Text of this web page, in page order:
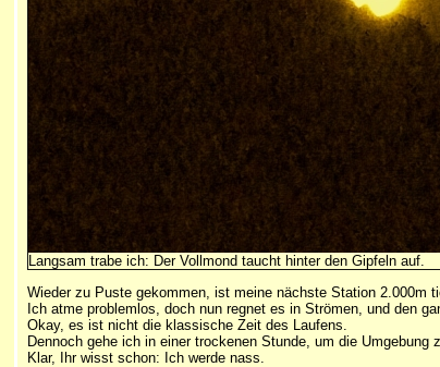
Langsam trabe ich: Der Vollmond taucht hinter den Gipfeln auf.
Wieder zu Puste gekommen, ist meine nächste Station 2.000m
Ich atme problemlos, doch nun regnet es in Strömen, und den
Okay, es ist nicht die klassische Zeit des Laufens.
Dennoch gehe ich in einer trockenen Stunde, um die Umgebung
Klar, Ihr wisst schon: Ich werde nass.